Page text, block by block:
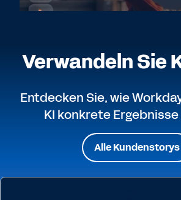
Verwandeln Sie
Entdecken Sie, wie
KI konkrete
Alle Kundenstorys